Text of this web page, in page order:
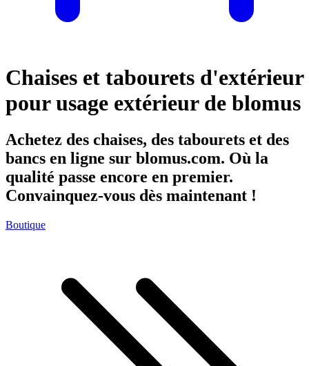
Chaises et tabourets d'extérieur
pour usage extérieur de blomus
Achetez des chaises, des tabourets et des
bancs en ligne sur blomus.com. Où la
qualité passe encore en premier.
Convainquez-vous dès maintenant !
Boutique